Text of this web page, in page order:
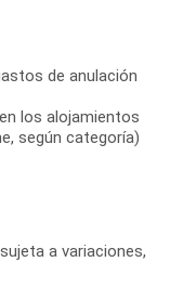
de anulación
los alojamientos
según categoría)
a variaciones,